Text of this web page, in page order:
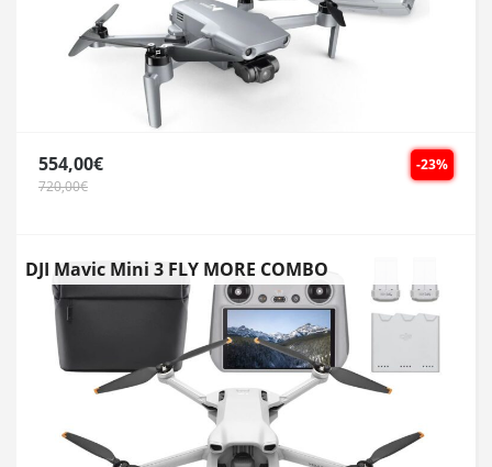
-23%
554,00€
720,00€
DJI Mavic Mini 3 FLY MORE COMBO